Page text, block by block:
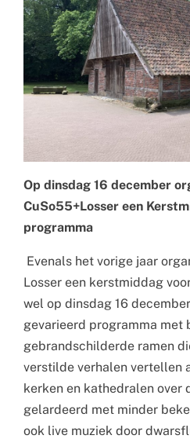
Op dinsdag 16 december
CuSo55+Losser een
programma
Evenals het vorige jaar
Losser een kerstmiddag
wel op dinsdag 16
gevarieerd programma met
gebrandschilderde ramen
verstilde verhalen vertellen
kerken en kathedralen over
gelardeerd met minder
ook live muziek door